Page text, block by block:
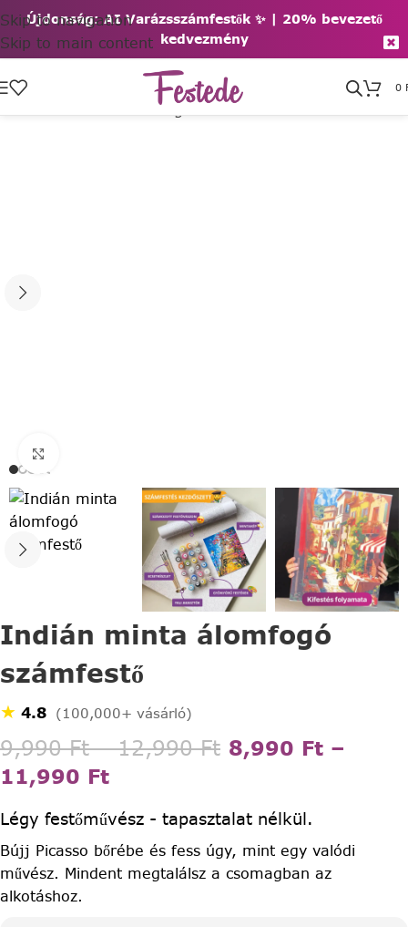
Újdonság: AI Varázsszámfestők ✨ | 20% bevezető
kedvezmény
Skip to navigation
Skip to main content
0
Indián minta álomfogó
számfestő
★ 4.8 (100,000+ vásárló)
9,990Ft – 12,990Ft 8,990 Ft –
11,990 Ft
Légy festőművész - tapasztalat nélkül.
Bújj Picasso bőrébe és fess úgy, mint egy valódi
művész. Mindent megtalálsz a csomagban az
alkotáshoz.